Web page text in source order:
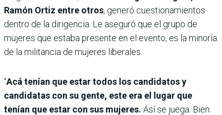
Ramón Ortiz entre otros, generó cuestionamientos
dentro de la dirigencia. Le aseguró que el grupo de
mujeres que estaba presente en el evento, es la minoría
de la militancia de mujeres liberales.
“Acá tenían que estar todos los candidatos y
candidatas con su gente, este era el lugar que
tenían que estar con sus mujeres. Así se juega. Bien